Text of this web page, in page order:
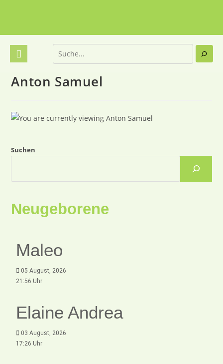
Anton Samuel
Suchen
Neugeborene
Maleo
05 August, 2026
21:56 Uhr
Elaine Andrea
03 August, 2026
17:26 Uhr